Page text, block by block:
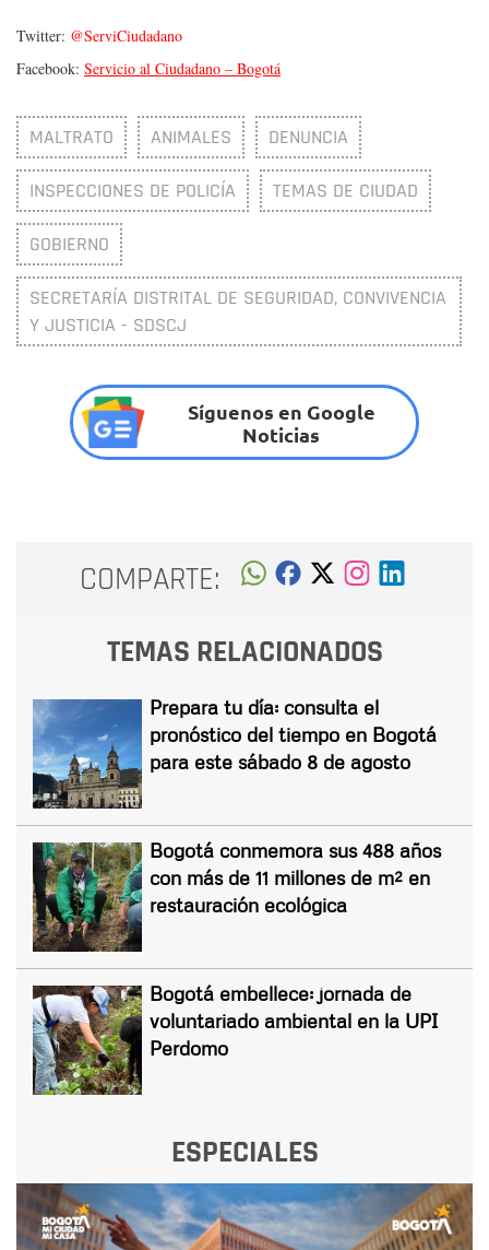
Twitter: @ServiCiudadano
Facebook: Servicio al Ciudadano – Bogotá
MALTRATO ANIMALES DENUNCIA
INSPECCIONES DE POLICÍA TEMAS DE CIUDAD
GOBIERNO
SECRETARÍA DISTRITAL DE SEGURIDAD, CONVIVENCIA
Y JUSTICIA - SDSCJ
Síguenos en Google
Noticias
COMPARTE:
TEMAS RELACIONADOS
Prepara tu día: consulta el
pronóstico del tiempo en Bogotá
para este sábado 8 de agosto
Bogotá conmemora sus 488 años
con más de 11 millones de m² en
restauración ecológica
Bogotá embellece: jornada de
voluntariado ambiental en la UPI
Perdomo
ESPECIALES